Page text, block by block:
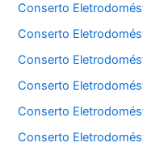
Conserto
Conserto
Conserto
Conserto
Conserto
Conserto